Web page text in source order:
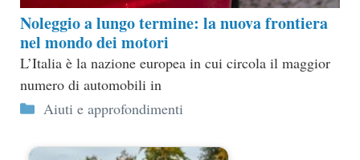
Noleggio a lungo termine: la nuova frontiera
nel mondo dei motori
L’Italia è la nazione europea in cui circola il maggior
numero di automobili in
Categorie
Aiuti e approfondimenti